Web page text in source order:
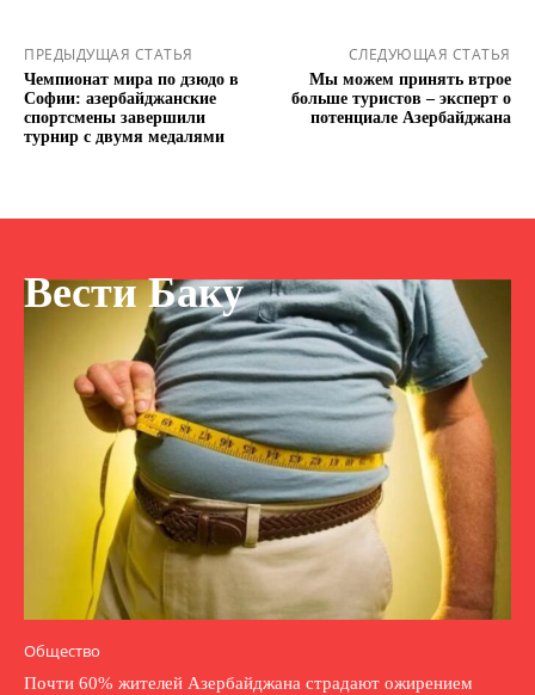
ПРЕДЫДУЩАЯ СТАТЬЯ
Чемпионат мира по дзюдо в
Софии: азербайджанские
спортсмены завершили
турнир с двумя медалями
СЛЕДУЮЩАЯ СТАТЬЯ
Мы можем принять втрое
больше туристов – эксперт о
потенциале Азербайджана
Вести Баку
Общество
Почти 60% жителей Азербайджана страдают ожирением